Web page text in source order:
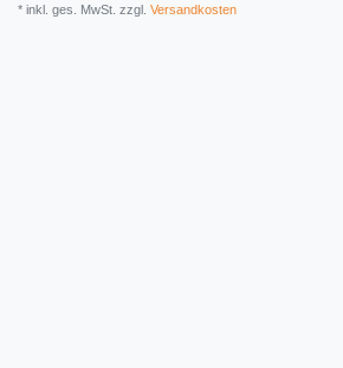
* inkl. ges. MwSt. zzgl. Versandkosten